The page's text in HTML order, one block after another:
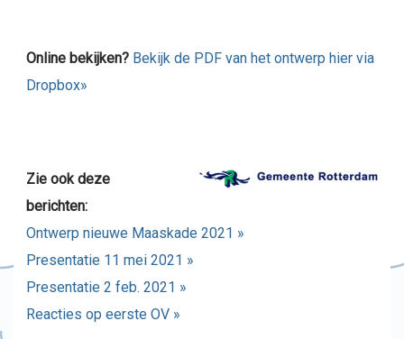
Online bekijken? Bekijk de PDF van het ontwerp hier via
Dropbox»
Zie ook deze
berichten:
Ontwerp nieuwe Maaskade 2021 »
Presentatie 11 mei 2021 »
Presentatie 2 feb. 2021 »
Reacties op eerste OV »